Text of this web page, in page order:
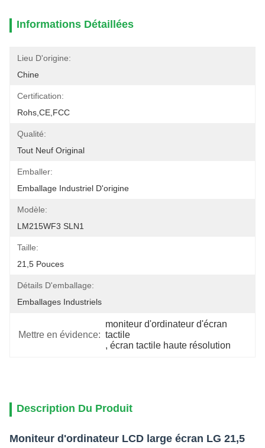
Informations Détaillées
Lieu D'origine:
Chine
Certification:
Rohs,CE,FCC
Qualité:
Tout Neuf Original
Emballer:
Emballage Industriel D'origine
Modèle:
LM215WF3 SLN1
Taille:
21,5 Pouces
Détails D'emballage:
Emballages Industriels
Mettre en évidence:
moniteur d'ordinateur d'écran
tactile
, écran tactile haute résolution
Description Du Produit
Moniteur d'ordinateur LCD large écran LG 21,5